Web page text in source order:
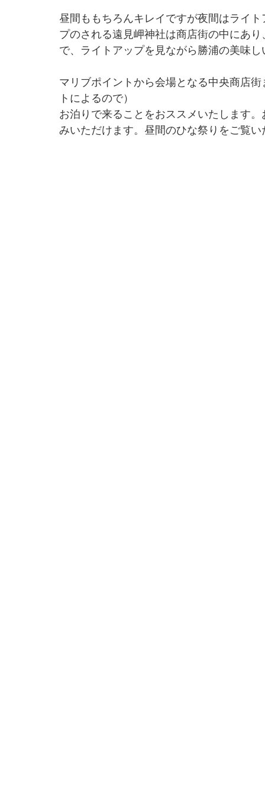
昼間ももちろんキレイですが夜間はライ
プのされる遠見岬神社は商店街の中にあ
で、ライトアップを見ながら勝浦の美味
マリブポイントから会場となる中央商店
トによるので）
お泊りで来ることをおススメいたします
みいただけます。昼間のひな祭りをご覧